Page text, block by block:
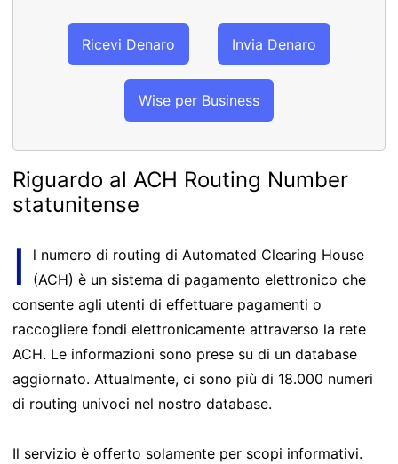
Ricevi Denaro Invia Denaro
Wise per Business
Riguardo al ACH Routing Number
statunitense
I
l numero di routing di Automated Clearing House
(ACH) è un sistema di pagamento elettronico che
consente agli utenti di effettuare pagamenti o
raccogliere fondi elettronicamente attraverso la rete
ACH. Le informazioni sono prese su di un database
aggiornato. Attualmente, ci sono più di 18.000 numeri
di routing univoci nel nostro database.
Il servizio è offerto solamente per scopi informativi.